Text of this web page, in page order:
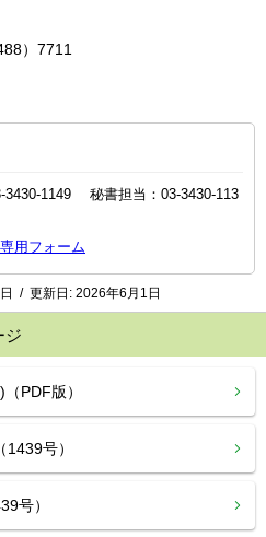
）7711
1149 秘書担当：03-3430-113
専用フォーム
/ 更新日: 2026年6月1日
ジ
PDF版）
号）
号）